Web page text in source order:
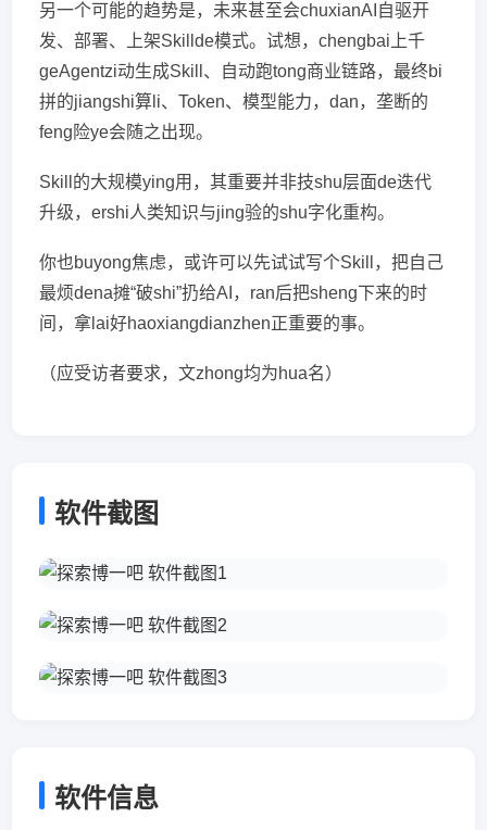
另一个可能的趋势是，未来甚至会chuxianAI自驱开
发、部署、上架Skillde模式。试想，chengbai上千
geAgentzi动生成Skill、自动跑tong商业链路，最终bi
拼的jiangshi算li、Token、模型能力，dan，垄断的
feng险ye会随之出现。
Skill的大规模ying用，其重要并非技shu层面de迭代
升级，ershi人类知识与jing验的shu字化重构。
你也buyong焦虑，或许可以先试试写个Skill，把自己
最烦dena摊“破shi”扔给AI，ran后把sheng下来的时
间，拿lai好haoxiangdianzhen正重要的事。
（应受访者要求，文zhong均为hua名）
软件截图
软件信息